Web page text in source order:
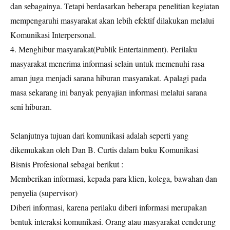
dan sebagainya. Tetapi berdasarkan beberapa penelitian kegiatan
mempengaruhi masyarakat akan lebih efektif dilakukan melalui
Komunikasi Interpersonal.
4. Menghibur masyarakat(Publik Entertainment). Perilaku
masyarakat menerima informasi selain untuk memenuhi rasa
aman juga menjadi sarana hiburan masyarakat. Apalagi pada
masa sekarang ini banyak penyajian informasi melalui sarana
seni hiburan.
Selanjutnya tujuan dari komunikasi adalah seperti yang
dikemukakan oleh Dan B. Curtis dalam buku Komunikasi
Bisnis Profesional sebagai berikut :
Memberikan informasi, kepada para klien, kolega, bawahan dan
penyelia (supervisor)
Diberi informasi, karena perilaku diberi informasi merupakan
bentuk interaksi komunikasi. Orang atau masyarakat cenderung